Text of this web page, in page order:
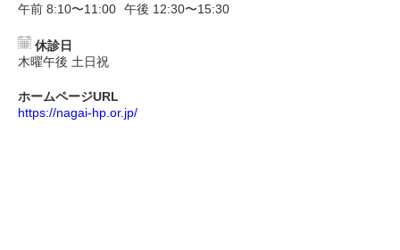
午前 8:10〜11:00 午後 12:30〜15:30
休診日
木曜午後 土日祝
ホームページURL
https://nagai-hp.or.jp/